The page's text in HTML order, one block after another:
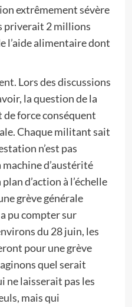
extrêmement sévère
priverait 2 millions
l’aide alimentaire dont
Lors des discussions
la question de la
force conséquent
Chaque militant sait
n’est pas
d’austérité
d’action à l’échelle
grève générale
pu compter sur
du 28 juin, les
pour une grève
quel serait
ne laisserait pas les
mais qui